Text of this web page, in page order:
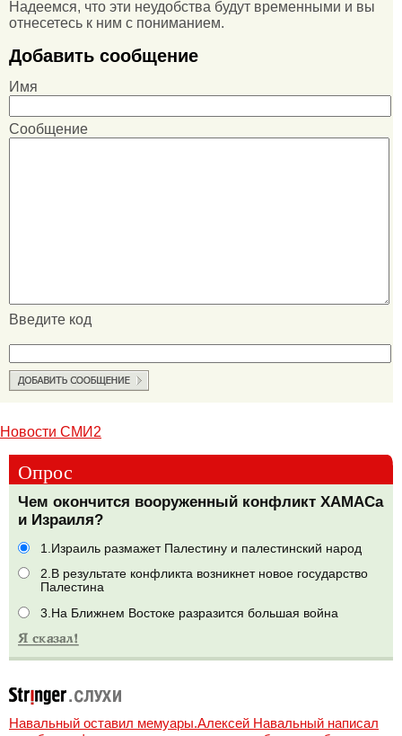
Надеемся, что эти неудобства будут временными и вы
отнесетесь к ним с пониманием.
Добавить сообщение
Имя
Сообщение
Введите код
Новости СМИ2
Опрос
Чем окончится вооруженный конфликт ХАМАСа
и Израиля?
1.Израиль размажет Палестину и палестинский народ
2.В результате конфликта возникнет новое государство
Палестина
3.На Ближнем Востоке разразится большая война
Навальный оставил мемуары.Алексей Навальный написал